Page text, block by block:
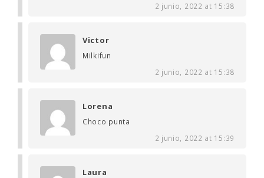
2 junio, 2022 at 15:38
Victor
Milkifun
2 junio, 2022 at 15:38
Lorena
Choco punta
2 junio, 2022 at 15:39
Laura